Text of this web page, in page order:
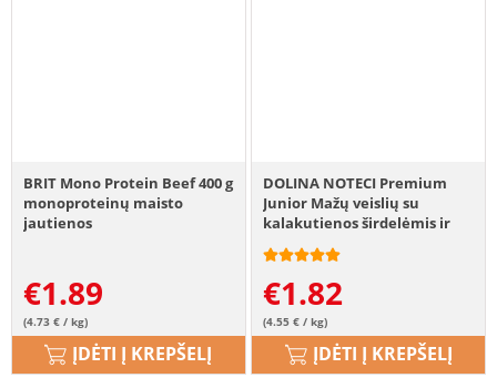
BRIT Mono Protein Beef 400 g
monoproteinų maisto
jautienos
€1.89
(4.73 € / kg)
ĮDĖTI Į KREPŠELĮ
DOLINA NOTECI Premium
Junior Mažų veislių su
kalakutienos širdelėmis ir
žąsų kepenėlės 400 g
€1.82
(4.55 € / kg)
ĮDĖTI Į KREPŠELĮ